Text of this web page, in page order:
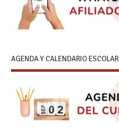
AGENDA Y CALENDARIO ESCOLAR